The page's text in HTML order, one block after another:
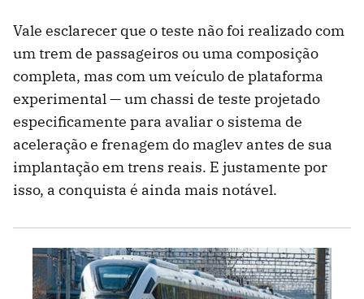
Vale esclarecer que o teste não foi realizado com
um trem de passageiros ou uma composição
completa, mas com um veículo de plataforma
experimental — um chassi de teste projetado
especificamente para avaliar o sistema de
aceleração e frenagem do maglev antes de sua
implantação em trens reais. E justamente por
isso, a conquista é ainda mais notável.